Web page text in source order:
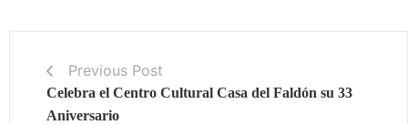
Previous Post
Celebra el Centro Cultural Casa del Faldón su 33
Aniversario